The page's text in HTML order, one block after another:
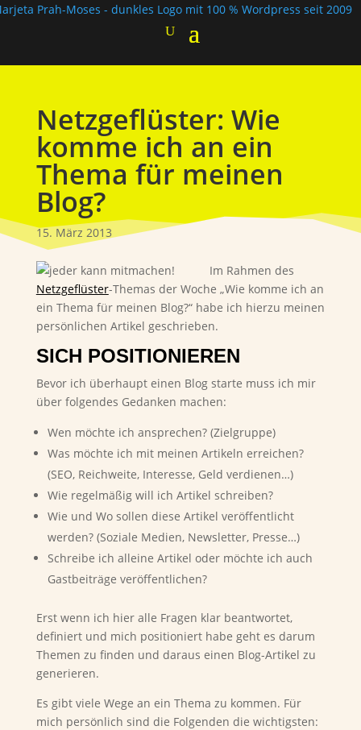
Netzgeflüster: Wie
komme ich an ein
Thema für meinen
Blog?
15. März 2013
Im Rahmen des
Netzgeflüster-Themas der Woche „Wie komme ich an
ein Thema für meinen Blog?“ habe ich hierzu meinen
persönlichen Artikel geschrieben.
SICH POSITIONIEREN
Bevor ich überhaupt einen Blog starte muss ich mir
über folgendes Gedanken machen:
Wen möchte ich ansprechen? (Zielgruppe)
Was möchte ich mit meinen Artikeln erreichen?
(SEO, Reichweite, Interesse, Geld verdienen…)
Wie regelmäßig will ich Artikel schreiben?
Wie und Wo sollen diese Artikel veröffentlicht
werden? (Soziale Medien, Newsletter, Presse…)
Schreibe ich alleine Artikel oder möchte ich auch
Gastbeiträge veröffentlichen?
Erst wenn ich hier alle Fragen klar beantwortet,
definiert und mich positioniert habe geht es darum
Themen zu finden und daraus einen Blog-Artikel zu
generieren.
Es gibt viele Wege an ein Thema zu kommen. Für
mich persönlich sind die Folgenden die wichtigsten: